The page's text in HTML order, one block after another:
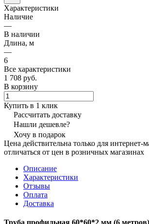
Характеристики
Наличие
—
В наличии
Длина, м
—
6
Все характеристики
1 708 руб.
В корзину
Купить в 1 клик
Рассчитать доставку
Нашли дешевле?
Хочу в подарок
Цена действительна только для интернет-
отличаться от цен в розничных магазинах
Описание
Характеристики
Отзывы
Оплата
Доставка
Труба профильная 60*60*2 мм (6 метров)